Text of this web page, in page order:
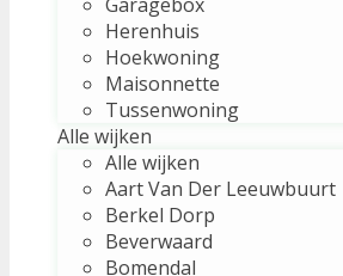
Herenhuis
Hoekwoning
Maisonnette
Tussenwoning
Alle wijken
Alle wijken
Aart Van Der Leeuwbuurt
Berkel Dorp
Beverwaard
Bomendal